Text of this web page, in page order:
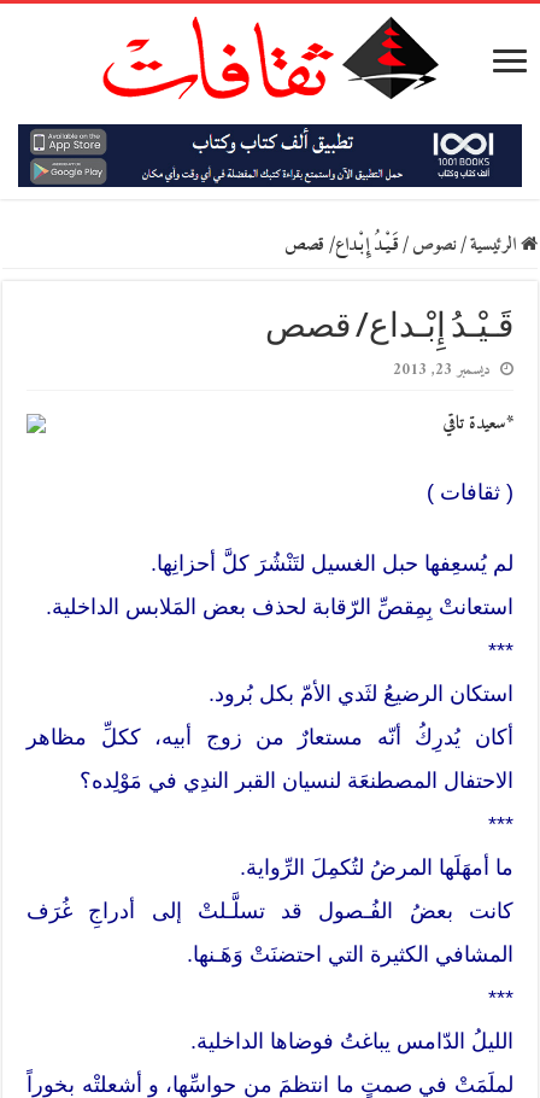
الرئيسية/نصوص/قَـيْـدُ إِبْـداع/ قصص
قَـيْـدُ إِبْـداع/ قصص
ديسمبر 23, 2013
*سعيدة تاقي
( ثقافات )
لم يُسعِفها حبل الغسيل لتَنْشُرَ كلَّ أحزانِها.
استعانتْ بِمِقصِّ الرّقابة لحذف بعض المَلابس الداخلية.
***
استكان الرضيعُ لثَدي الأمّ بكل بُرود.
أكان يُدرِكُ أنّه مستعارٌ من زوج أبيه، ككلِّ مظاهر
الاحتفال المصطنعَة لنسيان القبر الندِي في مَوْلِده؟
***
ما أمهَلَها المرضُ لتُكمِلَ الرِّواية.
كانت بعضُ الفُـصول قد تسلَّـلتْ إلى أدراجِ غُرَف
المشافي الكثيرة التي احتضنَتْ وَهَـنها.
***
الليلُ الدّامس يباغتُ فوضاها الداخلية.
لملَمَتْ في صمتٍ ما انتظمَ من حواسِّها، و أشعلتْه بخوراً